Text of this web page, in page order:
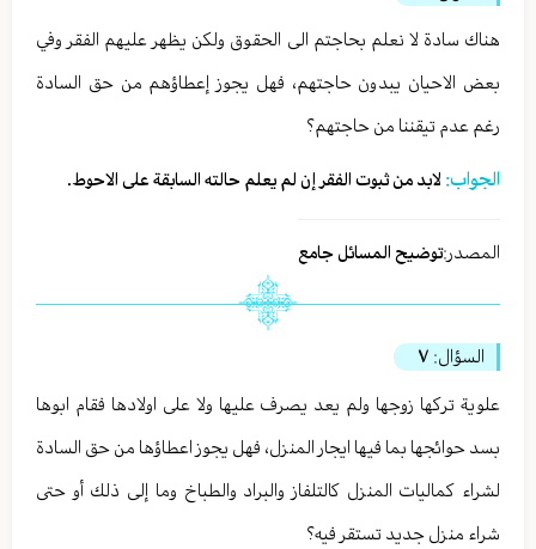
هناك سادة لا نعلم بحاجتم الى الحقوق ولكن يظهر عليهم الفقر وفي
بعض الاحيان يبدون حاجتهم، فهل يجوز إعطاؤهم من حق السادة
رغم عدم تيقننا من حاجتهم؟
الجواب: لابد من ثبوت الفقر إن لم يعلم حالته السابقة على الاحوط.
المصدر:توضيح المسائل جامع
السؤال: ٧
علوية تركها زوجها ولم يعد يصرف عليها ولا على اولادها فقام ابوها
بسد حوائجها بما فيها ايجار المنزل، فهل يجوز اعطاؤها من حق السادة
لشراء كماليات المنزل كالتلفاز والبراد والطباخ وما إلى ذلك أو حتى
شراء منزل جديد تستقر فيه؟